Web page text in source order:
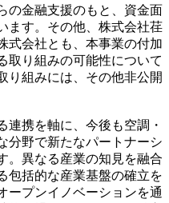
の金融支援のもと、資金面
ます。その他、株式会社荏
式会社とも、本事業の付加
取り組みの可能性について
り組みには、その他非公開
連携を軸に、今後も空調・
分野で新たなパートナーシ
。異なる産業の知見を融合
包括的な産業基盤の確立を
ープンイノベーションを通